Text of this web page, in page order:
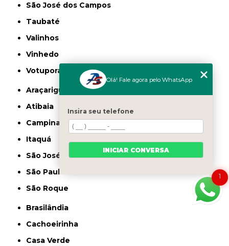
São José dos Campos
Taubaté
Valinhos
Vinhedo
Votuporanga
Araçariguama
Atibaia
Campinas
Itaquá
São José dos Campos
São Paulo
São Roque
Brasilândia
Cachoeirinha
Casa Verde
1
Olá! Fale agora pelo WhatsApp
Insira seu telefone
INICIAR CONVERSA